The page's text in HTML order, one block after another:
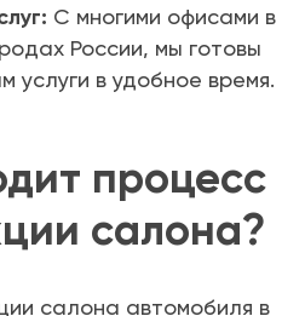
С многими офисами в
России, мы готовы
услуги в удобное время.
процесс
салона?
салона автомобиля в